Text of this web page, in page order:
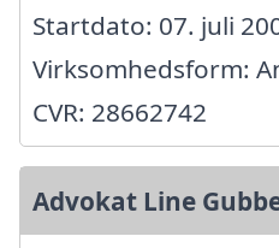
Startdato: 07. juli
Virksomhedsform:
CVR: 28662742
Advokat Line